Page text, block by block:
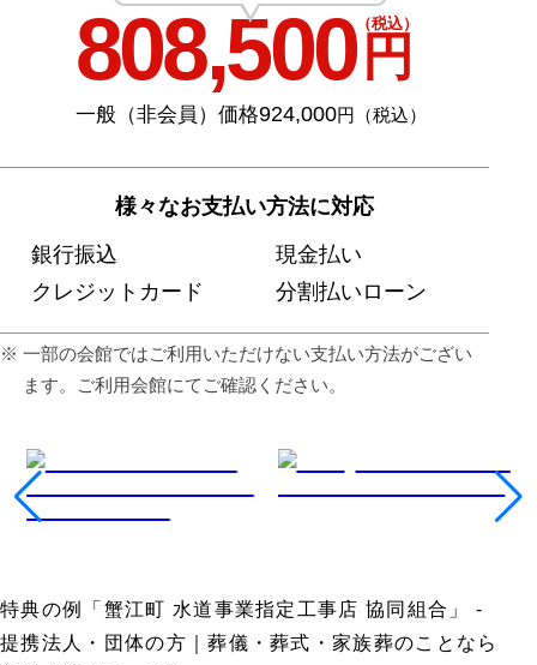
808,500 円
（税込）
一般（非会員）価格924,000円（税込）
様々なお支払い方法に対応
銀行振込
現金払い
クレジットカード
分割払いローン
⼀部の会館ではご利⽤いただけない⽀払い⽅法がござい
ます。ご利⽤会館にてご確認ください。
特典の例「蟹江町 水道事業指定工事店 協同組合」 -
提携法人・団体の方｜葬儀・葬式・家族葬のことなら